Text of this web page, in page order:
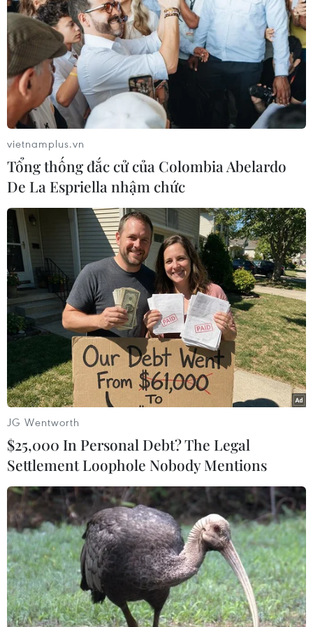
TIN LIÊN QUAN
Thanh toán không dùng tiền mặt qua
Napas tăng 48%
16/01/2020 10:21
Cơ cấu giao dịch thông qua hệ thống NAPAS có sự dịch
chuyển từ chuyển mạch ATM sang thanh toán liên ngân
hàng tăng lên 48%.
vietnamplus.vn
Tổng thống đắc cử của Colombia Abelardo
De La Espriella nhậm chức
JG Wentworth
$25,000 In Personal Debt? The Legal
Settlement Loophole Nobody Mentions